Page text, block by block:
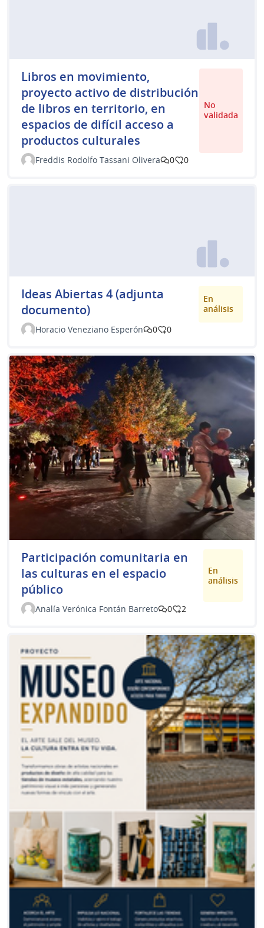
Libros en movimiento,
proyecto activo de distribución
de libros en territorio, en
espacios de difícil acceso a
productos culturales
No
validada
Freddis Rodolfo Tassani Olivera 0 0
Ideas Abiertas 4 (adjunta
documento)
En
análisis
Horacio Veneziano Esperón
0 0
Participación comunitaria en
las culturas en el espacio
público
En
análisis
Analía Verónica Fontán Barreto 0 2